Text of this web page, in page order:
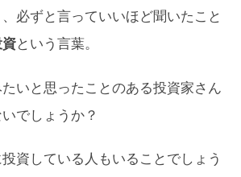
必ずと言っていいほど聞いたこと
という言葉。
いと思ったことのある投資家さん
でしょうか？
資している人もいることでしょう